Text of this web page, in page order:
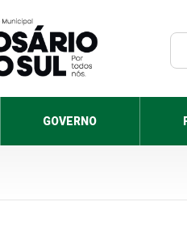
GOVERNO